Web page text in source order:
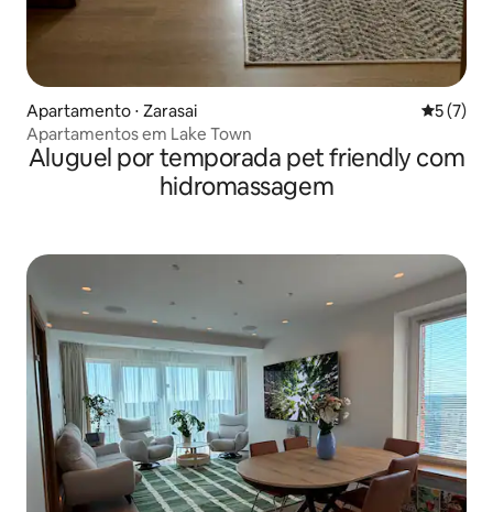
Apartamento ⋅ Zarasai 5 de
5 (7)
Apartamentos em Lake Town
Aluguel por temporada pet friendly com
hidromassagem